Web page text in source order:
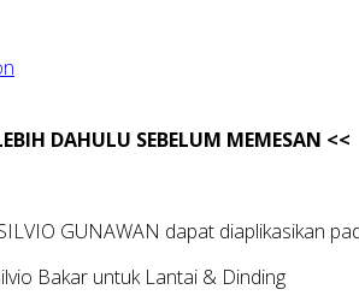
DAHULU SEBELUM MEMESAN <<
GUNAWAN dapat diaplikasikan
Bakar untuk Lantai & Dinding